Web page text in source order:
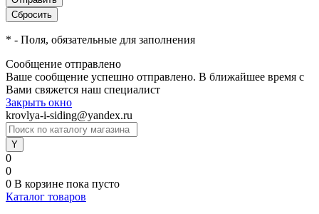
* - Поля, обязательные для заполнения
Сообщение отправлено
Ваше сообщение успешно отправлено. В ближайшее время с
Вами свяжется наш специалист
Закрыть окно
krovlya-i-siding@yandex.ru
0
0
0 В корзине пока пусто
Каталог товаров